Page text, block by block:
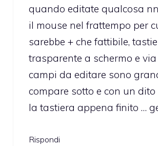
quando editate qualcosa
il mouse nel frattempo per
sarebbe + che fattibile,
trasparente a schermo e via
campi da editare sono
compare sotto e con un
la tastiera appena finito …
Rispondi